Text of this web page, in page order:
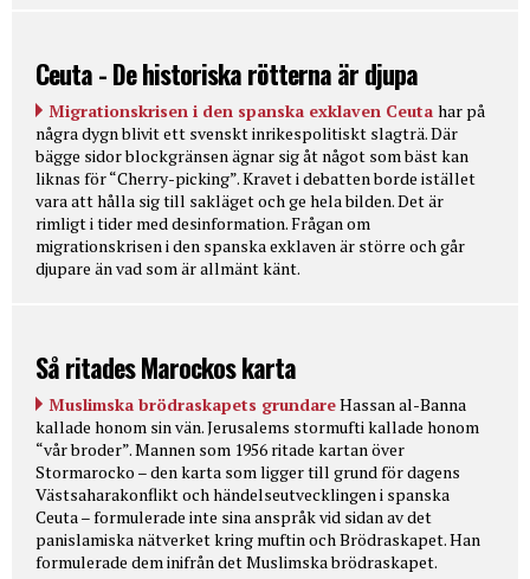
Ceuta - De historiska rötterna är djupa
Migrationskrisen i den spanska exklaven Ceuta har på
några dygn blivit ett svenskt inrikespolitiskt slagträ. Där
bägge sidor blockgränsen ägnar sig åt något som bäst kan
liknas för “Cherry-picking”. Kravet i debatten borde istället
vara att hålla sig till sakläget och ge hela bilden. Det är
rimligt i tider med desinformation. Frågan om
migrationskrisen i den spanska exklaven är större och går
djupare än vad som är allmänt känt.
Så ritades Marockos karta
Muslimska brödraskapets grundareHassan al-Banna
kallade honom sin vän. Jerusalems stormufti kallade honom
“vår broder”. Mannen som 1956 ritade kartan över
Stormarocko – den karta som ligger till grund för dagens
Västsaharakonflikt och händelseutvecklingen i spanska
Ceuta – formulerade inte sina anspråk vid sidan av det
panislamiska nätverket kring muftin och Brödraskapet. Han
formulerade dem inifrån det Muslimska brödraskapet.